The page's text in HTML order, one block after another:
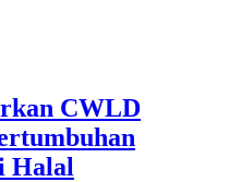
CWLD
Halal